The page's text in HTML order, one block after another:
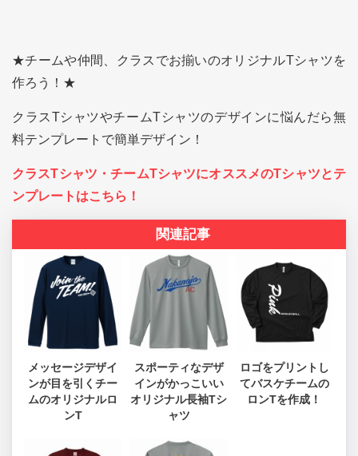
★チームや仲間、クラスでお揃いのオリジナルTシャツを
作ろう！★
クラスTシャツやチームTシャツのデザインに悩んだら無
料テンプレートで簡単デザイン！
クラスTシャツ・チームTシャツにオススメのTシャツとテ
ンプレートはこちら！
関連記事
メッセージデザイ
ンが目を引くチー
ムのオリジナルロ
ンT
スポーティなデザ
インがかっこいい
オリジナル長袖Tシ
ャツ
ロゴをプリントし
てバスケチームの
ロンTを作成！